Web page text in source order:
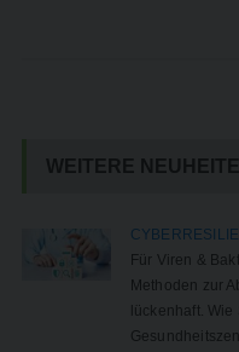
WEITERE
Für Viren &
Methoden zur
lückenhaft.